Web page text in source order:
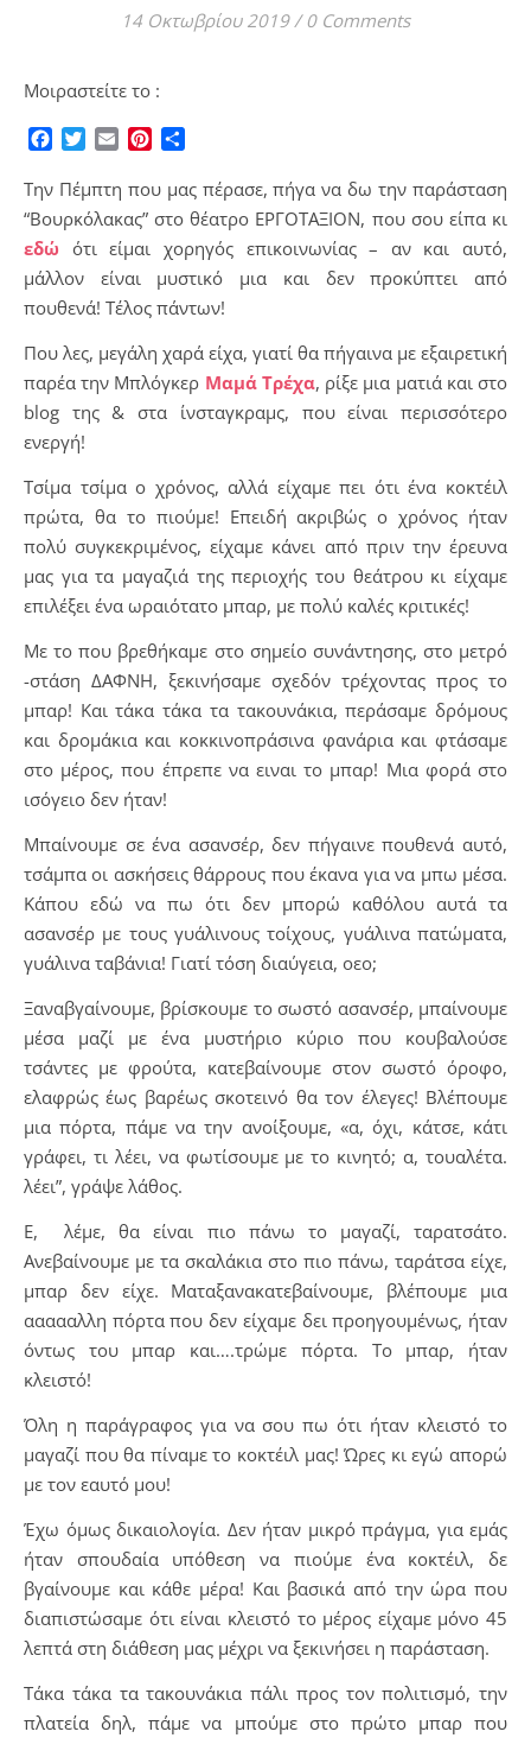
14 Οκτωβρίου 2019 / 0 Comments
Μοιραστείτε το :
Facebook
TwitterEmailPinterest
Την Πέμπτη που μας πέρασε, πήγα να δω την παράσταση
“Βουρκόλακας” στο θέατρο ΕΡΓΟΤΑΞΙΟΝ, που σου είπα κι
εδώ ότι είμαι χορηγός επικοινωνίας – αν και αυτό,
μάλλον είναι μυστικό μια και δεν προκύπτει από
πουθενά! Τέλος πάντων!
Που λες, μεγάλη χαρά είχα, γιατί θα πήγαινα με εξαιρετική
παρέα την Μπλόγκερ Μαμά Τρέχα, ρίξε μια ματιά και στο
blog της & στα ίνσταγκραμς, που είναι περισσότερο
ενεργή!
Τσίμα τσίμα ο χρόνος, αλλά είχαμε πει ότι ένα κοκτέιλ
πρώτα, θα το πιούμε! Επειδή ακριβώς ο χρόνος ήταν
πολύ συγκεκριμένος, είχαμε κάνει από πριν την έρευνα
μας για τα μαγαζιά της περιοχής του θεάτρου κι είχαμε
επιλέξει ένα ωραιότατο μπαρ, με πολύ καλές κριτικές!
Με το που βρεθήκαμε στο σημείο συνάντησης, στο μετρό
-στάση ΔΑΦΝΗ, ξεκινήσαμε σχεδόν τρέχοντας προς το
μπαρ! Και τάκα τάκα τα τακουνάκια, περάσαμε δρόμους
και δρομάκια και κοκκινοπράσινα φανάρια και φτάσαμε
στο μέρος, που έπρεπε να ειναι το μπαρ! Μια φορά στο
ισόγειο δεν ήταν!
Μπαίνουμε σε ένα ασανσέρ, δεν πήγαινε πουθενά αυτό,
τσάμπα οι ασκήσεις θάρρους που έκανα για να μπω μέσα.
Κάπου εδώ να πω ότι δεν μπορώ καθόλου αυτά τα
ασανσέρ με τους γυάλινους τοίχους, γυάλινα πατώματα,
γυάλινα ταβάνια! Γιατί τόση διαύγεια, οεο;
Ξαναβγαίνουμε, βρίσκουμε το σωστό ασανσέρ, μπαίνουμε
μέσα μαζί με ένα μυστήριο κύριο που κουβαλούσε
τσάντες με φρούτα, κατεβαίνουμε στον σωστό όροφο,
ελαφρώς έως βαρέως σκοτεινό θα τον έλεγες! Βλέπουμε
μια πόρτα, πάμε να την ανοίξουμε, «α, όχι, κάτσε, κάτι
γράφει, τι λέει, να φωτίσουμε με το κινητό; α, τουαλέτα.
λέει”, γράψε λάθος.
Ε, λέμε, θα είναι πιο πάνω το μαγαζί, ταρατσάτο.
Ανεβαίνουμε με τα σκαλάκια στο πιο πάνω, ταράτσα είχε,
μπαρ δεν είχε. Ματαξανακατεβαίνουμε, βλέπουμε μια
αααααλλη πόρτα που δεν είχαμε δει προηγουμένως, ήταν
όντως του μπαρ και….τρώμε πόρτα. Το μπαρ, ήταν
κλειστό!
Όλη η παράγραφος για να σου πω ότι ήταν κλειστό το
μαγαζί που θα πίναμε το κοκτέιλ μας! Ώρες κι εγώ απορώ
με τον εαυτό μου!
Έχω όμως δικαιολογία. Δεν ήταν μικρό πράγμα, για εμάς
ήταν σπουδαία υπόθεση να πιούμε ένα κοκτέιλ, δε
βγαίνουμε και κάθε μέρα! Και βασικά από την ώρα που
διαπιστώσαμε ότι είναι κλειστό το μέρος είχαμε μόνο 45
λεπτά στη διάθεση μας μέχρι να ξεκινήσει η παράσταση.
Τάκα τάκα τα τακουνάκια πάλι προς τον πολιτισμό, την
πλατεία δηλ, πάμε να μπούμε στο πρώτο μπαρ που